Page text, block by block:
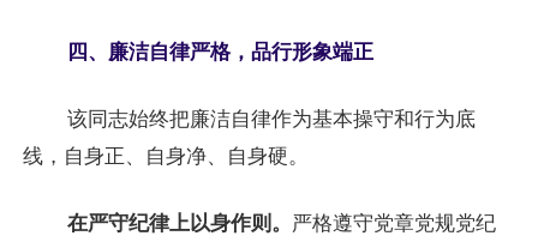
四、廉洁自律严格，品行形象端正
该同志始终把廉洁自律作为基本操守和行为底
线，自身正、自身净、自身硬。
在严守纪律上以身作则。 严格遵守党章党规党纪